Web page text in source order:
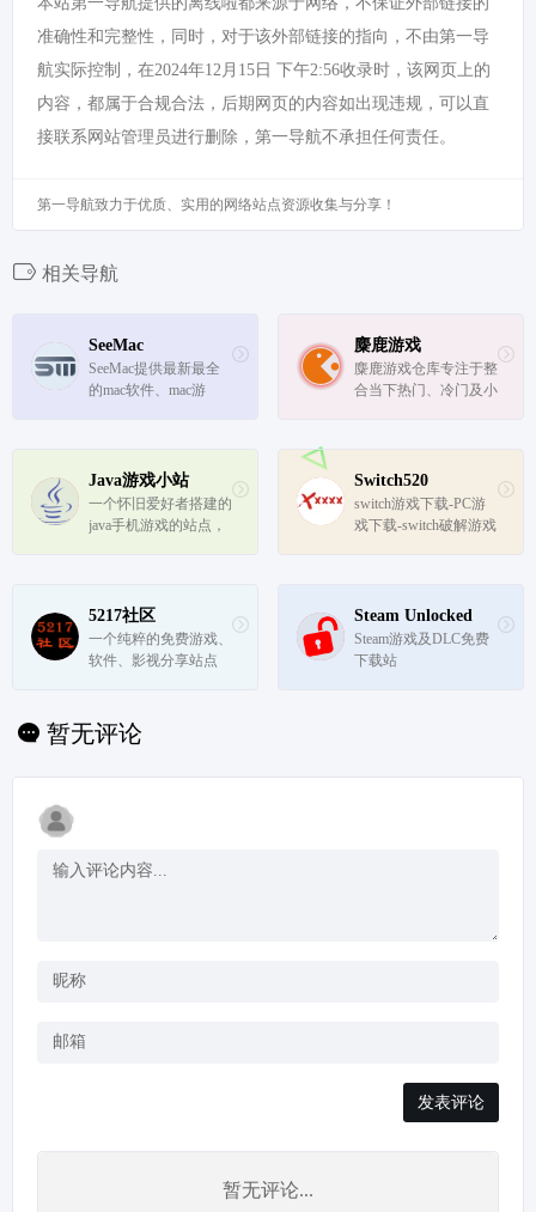
准确性和完整性，同时，对于该外部链接的指向，不由第一导
航实际控制，在2024年12月15日 下午2:56收录时，该网页上的
内容，都属于合规合法，后期网页的内容如出现违规，可以直
接联系网站管理员进行删除，第一导航不承担任何责任。
第一导航致力于优质、实用的网络站点资源收集与分享！
相关导航
SeeMac
SeeMac提供最新最全
的mac软件、mac游
麋鹿游戏
麋鹿游戏仓库专注于整
合当下热门、冷门及小
仓库！经过多年努力麋
鹿GAME已经成为了众
多游戏玩家首选的游戏
Java游戏小站
一个怀旧爱好者搭建的
java手机游戏的站点，
戏截图浏览、游戏下载
服务。
Switch520
switch游戏下载-PC游
戏下载-switch破解游戏
5217社区
一个纯粹的免费游戏、
软件、影视分享站点
Steam Unlocked
Steam游戏及DLC免费
下载站
暂无评论
发表评论
暂无评论...